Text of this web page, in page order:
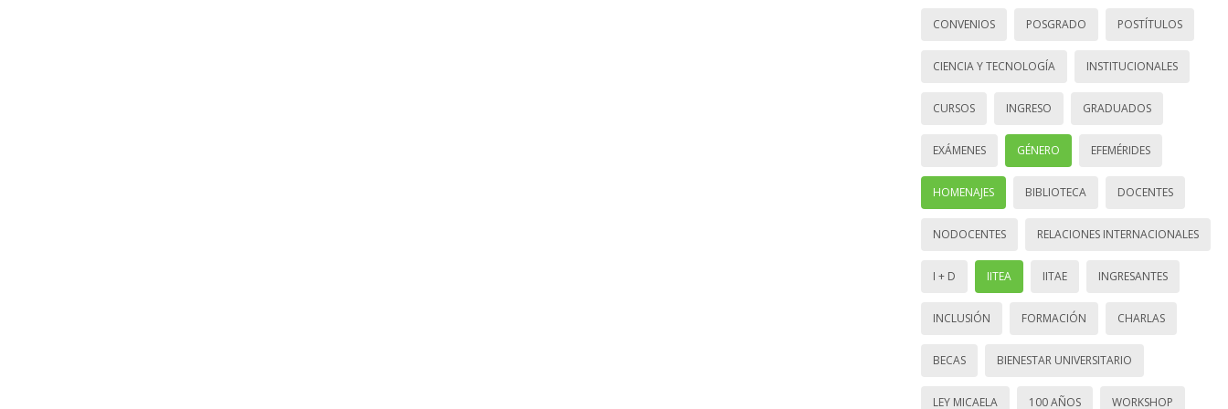
CONVENIOS POSGRADO POSTÍTULOS
CIENCIA Y TECNOLOGÍA INSTITUCIONALES
CURSOS INGRESO GRADUADOS
EXÁMENES GÉNERO EFEMÉRIDES
HOMENAJES BIBLIOTECA DOCENTES
NODOCENTES RELACIONES INTERNACIONALES
I + D IITEA IITAE INGRESANTES
INCLUSIÓN FORMACIÓN CHARLAS
BECAS BIENESTAR UNIVERSITARIO
LEY MICAELA 100 AÑOS WORKSHOP